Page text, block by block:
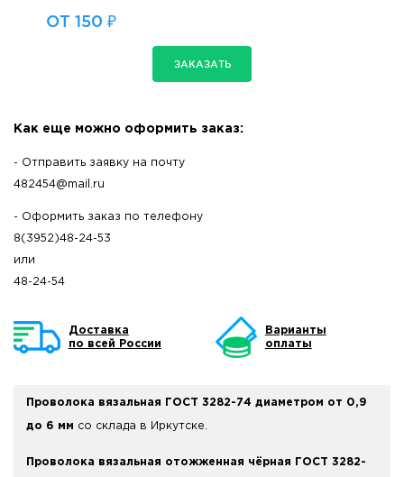
ОТ 150 ₽
ЗАКАЗАТЬ
Как еще можно оформить заказ:
- Отправить заявку на почту
482454@mail.ru
- Оформить заказ по телефону
8(3952)48-24-53
или
48-24-54
Доставка
по всей России
Варианты
оплаты
Проволока вязальная ГОСТ 3282-74 диаметром от 0,9
до 6 мм со склада в Иркутске.
Проволока вязальная отожженная чёрная ГОСТ 3282-